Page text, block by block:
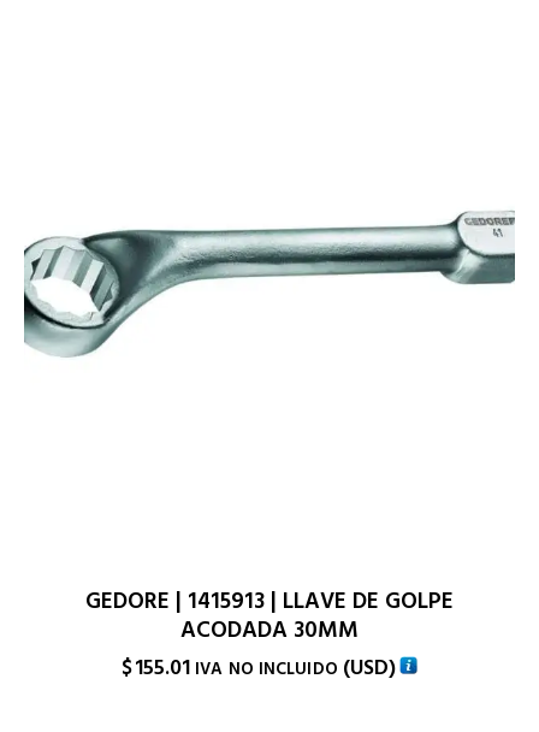
GEDORE | 1415913 | LLAVE DE GOLPE
ACODADA 30MM
$155.01 IVA NO INCLUIDO (USD)